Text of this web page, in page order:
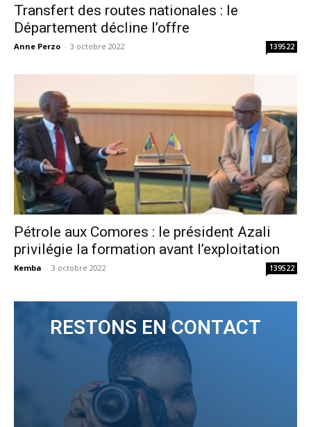
Transfert des routes nationales : le
Département décline l’offre
Anne Perzo - 3 octobre 2022 139522
Pétrole aux Comores : le président Azali
privilégie la formation avant l’exploitation
Kemba - 3 octobre 2022 139522
RESTONS EN CONTACT